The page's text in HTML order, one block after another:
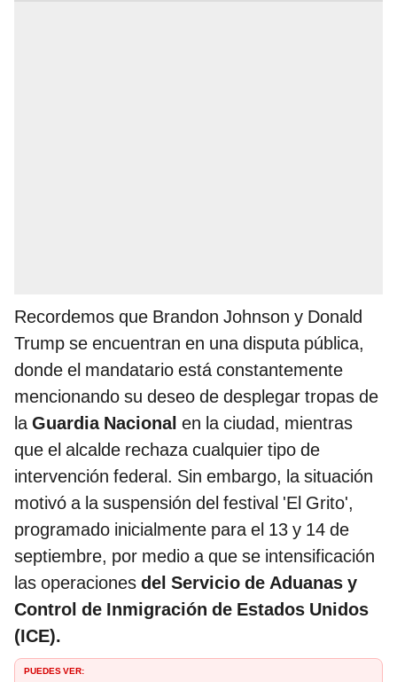
Recordemos que Brandon Johnson y Donald
Trump se encuentran en una disputa pública,
donde el mandatario está constantemente
mencionando su deseo de desplegar tropas de
laGuardia Nacional en la ciudad, mientras
que el alcalde rechaza cualquier tipo de
intervención federal. Sin embargo, la situación
motivó a la suspensión del festival 'El Grito',
programado inicialmente para el 13 y 14 de
septiembre, por medio a que se intensificación
las operaciones del Servicio de Aduanas y
Control de Inmigración de Estados Unidos
(ICE).
PUEDES VER: